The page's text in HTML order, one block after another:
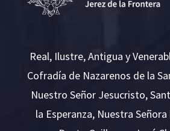
Real, Ilustre, Antigua y
Cofradía de Nazarenos de la
Nuestro Señor Jesucristo,
la Esperanza, Nuestra